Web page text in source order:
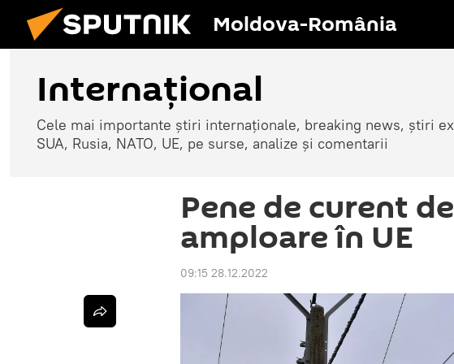
Moldova-România
Internaţional
Cele mai importante știri internaționale, breaking news, știri
SUA, Rusia, NATO, UE, pe surse, analize și comentarii
Pene de curent
amploare în UE
09:15 28.12.2022